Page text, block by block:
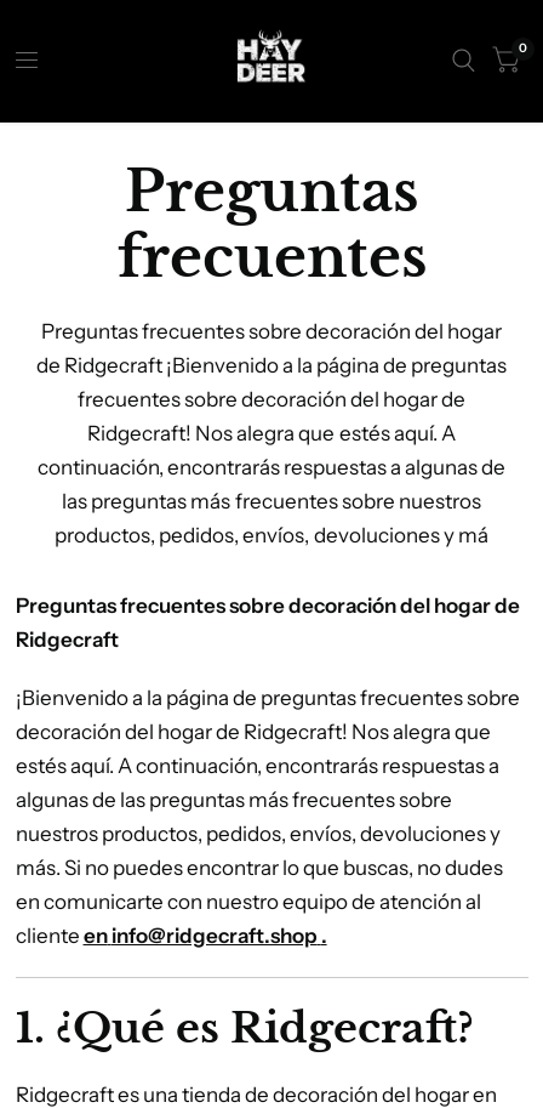
0
Preguntas
frecuentes
Preguntas frecuentes sobre decoración del hogar
de Ridgecraft ¡Bienvenido a la página de preguntas
frecuentes sobre decoración del hogar de
Ridgecraft! Nos alegra que estés aquí. A
continuación, encontrarás respuestas a algunas de
las preguntas más frecuentes sobre nuestros
productos, pedidos, envíos, devoluciones y má
Preguntas frecuentes sobre decoración del hogar de
Ridgecraft
¡Bienvenido a la página de preguntas frecuentes sobre
decoración del hogar de Ridgecraft! Nos alegra que
estés aquí. A continuación, encontrarás respuestas a
algunas de las preguntas más frecuentes sobre
nuestros productos, pedidos, envíos, devoluciones y
más. Si no puedes encontrar lo que buscas, no dudes
en comunicarte con nuestro equipo de atención al
cliente en info@ridgecraft.shop .
1. ¿Qué es Ridgecraft?
Ridgecraft es una tienda de decoración del hogar en